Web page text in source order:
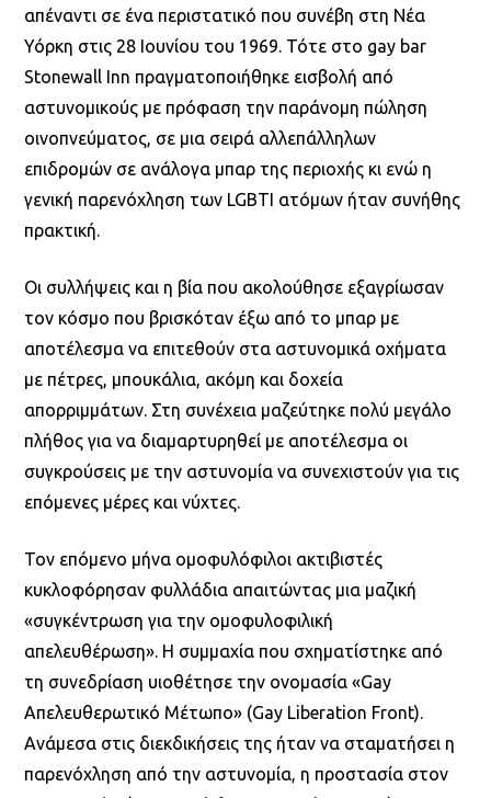
απέναντι σε ένα περιστατικό που συνέβη στη Νέα
Υόρκη στις 28 Ιουνίου του 1969. Τότε στο gay bar
Stonewall Inn πραγματοποιήθηκε εισβολή από
αστυνομικούς με πρόφαση την παράνομη πώληση
οινοπνεύματος, σε μια σειρά αλλεπάλληλων
επιδρομών σε ανάλογα μπαρ της περιοχής κι ενώ η
γενική παρενόχληση των LGBTI ατόμων ήταν συνήθης
πρακτική.
Οι συλλήψεις και η βία που ακολούθησε εξαγρίωσαν
τον κόσμο που βρισκόταν έξω από το μπαρ με
αποτέλεσμα να επιτεθούν στα αστυνομικά οχήματα
με πέτρες, μπουκάλια, ακόμη και δοχεία
απορριμμάτων. Στη συνέχεια μαζεύτηκε πολύ μεγάλο
πλήθος για να διαμαρτυρηθεί με αποτέλεσμα οι
συγκρούσεις με την αστυνομία να συνεχιστούν για τις
επόμενες μέρες και νύχτες.
Τον επόμενο μήνα ομοφυλόφιλοι ακτιβιστές
κυκλοφόρησαν φυλλάδια απαιτώντας μια μαζική
«συγκέντρωση για την ομοφυλοφιλική
απελευθέρωση». Η συμμαχία που σχηματίστηκε από
τη συνεδρίαση υιοθέτησε την ονομασία «Gay
Απελευθερωτικό Μέτωπο» (Gay Liberation Front).
Ανάμεσα στις διεκδικήσεις της ήταν να σταματήσει η
παρενόχληση από την αστυνομία, η προστασία στον